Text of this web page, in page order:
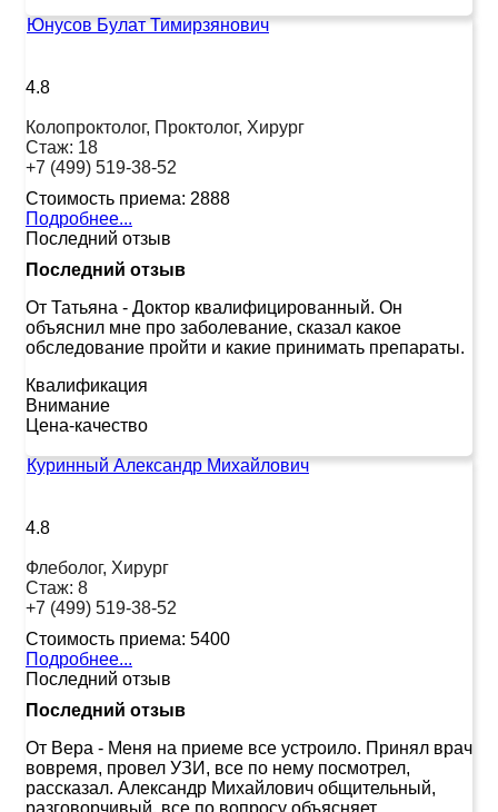
Юнусов Булат Тимирзянович
4.8
Колопроктолог, Проктолог, Хирург
Стаж: 18
+7 (499) 519-38-52
Стоимость приема: 2888
Подробнее...
Последний отзыв
Последний отзыв
От Татьяна - Доктор квалифицированный. Он
объяснил мне про заболевание, сказал какое
обследование пройти и какие принимать препараты.
Квалификация
Внимание
Цена-качество
Куринный Александр Михайлович
4.8
Флеболог, Хирург
Стаж: 8
+7 (499) 519-38-52
Стоимость приема: 5400
Подробнее...
Последний отзыв
Последний отзыв
От Вера - Меня на приеме все устроило. Принял врач
вовремя, провел УЗИ, все по нему посмотрел,
рассказал. Александр Михайлович общительный,
разговорчивый, все по вопросу объясняет